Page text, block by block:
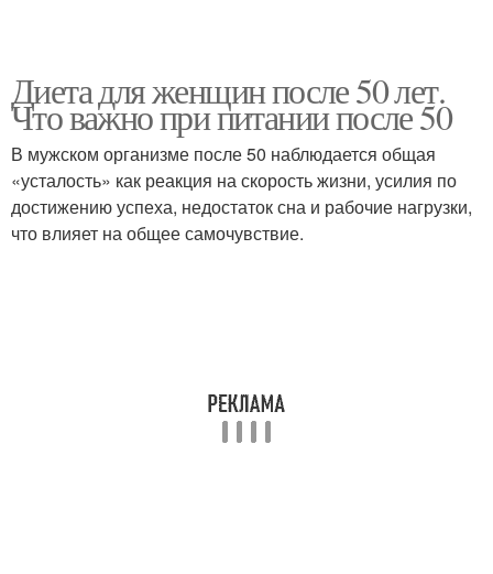
Диета для женщин после 50 лет.
Что важно при питании после 50
В мужском организме после 50 наблюдается общая
«усталость» как реакция на скорость жизни, усилия по
достижению успеха, недостаток сна и рабочие нагрузки,
что влияет на общее самочувствие.